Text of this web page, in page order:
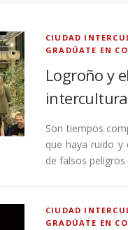
CIUDAD
GRADÚATE EN
Logroño y
Son tiempos
que haya ruido y
de falsos
CIUDAD
GRADÚATE EN